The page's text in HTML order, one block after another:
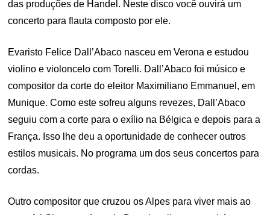
das produções de Handel. Neste disco você ouvirá um
concerto para flauta composto por ele.
Evaristo Felice Dall’Abaco nasceu em Verona e estudou
violino e violoncelo com Torelli. Dall’Abaco foi músico e
compositor da corte do eleitor Maximiliano Emmanuel, em
Munique. Como este sofreu alguns revezes, Dall’Abaco
seguiu com a corte para o exílio na Bélgica e depois para a
França. Isso lhe deu a oportunidade de conhecer outros
estilos musicais. No programa um dos seus concertos para
cordas.
Outro compositor que cruzou os Alpes para viver mais ao